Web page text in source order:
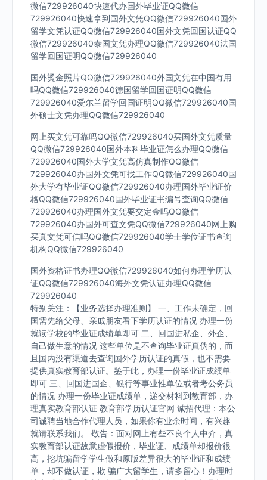
微信729926040快速代办国外毕业证QQ微信
729926040快速拿到国外文凭QQ微信729926040国外
留学文凭认证QQ微信729926040国外文凭回国认证QQ
微信729926040泰国文凭办理QQ微信729926040法国
留学回国证明QQ微信729926040
国外烫金照片QQ微信729926040外国文凭在中国有用
吗QQ微信729926040德国留学回国证明QQ微信
729926040爱尔兰留学回国证明QQ微信729926040国
外硕士文凭办理QQ微信729926040
网上买文凭可靠吗QQ微信729926040买国外文凭质量
QQ微信729926040国外本科毕业证怎么办理QQ微信
729926040国外大学文凭高仿真制作QQ微信
729926040办国外文凭可找工作QQ微信729926040国
外大学有毕业证QQ微信729926040办理国外毕业证价
格QQ微信729926040国外毕业证书编号查询QQ微信
729926040办理国外文凭要交定金吗QQ微信
729926040办国外可查文凭QQ微信729926040网上购
买真文凭可信吗QQ微信729926040学士学位证书查询
机构QQ微信729926040
国外资格证书办理QQ微信729926040如何办理学历认
证QQ微信729926040海外文凭认证办理QQ微信
729926040
特别关注：【业务选择办理准则】 一、工作未确定，回
国需先给父母、亲戚朋友看下学历认证的情况 办理一份
就读学校的毕业证成绩单即可 二、回国进私企、外企、
自己做生意的情况 这些单位是不查询毕业证真伪的，而
且国内没有渠道去查询国外学历认证的真假，也不需要
提供真实教育部认证。鉴于此，办理一份毕业证成绩单
即可 三、回国进国企、银行等事业性单位或者考公务员
的情况 办理一份毕业证成绩单，递交材料到教育部，办
理真实教育部认证 教育部学历认证官网 诚招代理：本公
司诚聘当地合作代理人员，如果你有业余时间，有兴趣
就请联系我们。 敬告：面对网上有些不良个人中介，真
实教育部认证故意虚假报价，毕业证、成绩单却报价很
高，挖坑骗留学学生做和原版差异很大的毕业证和成绩
单，却不做认证，欺 骗广大留学生，请多留心！办理时